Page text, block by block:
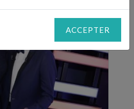
ACCEPTER